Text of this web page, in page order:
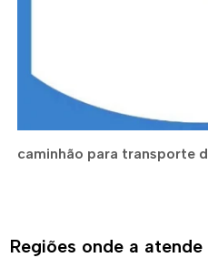
caminhão para transporte
Regiões onde a atende